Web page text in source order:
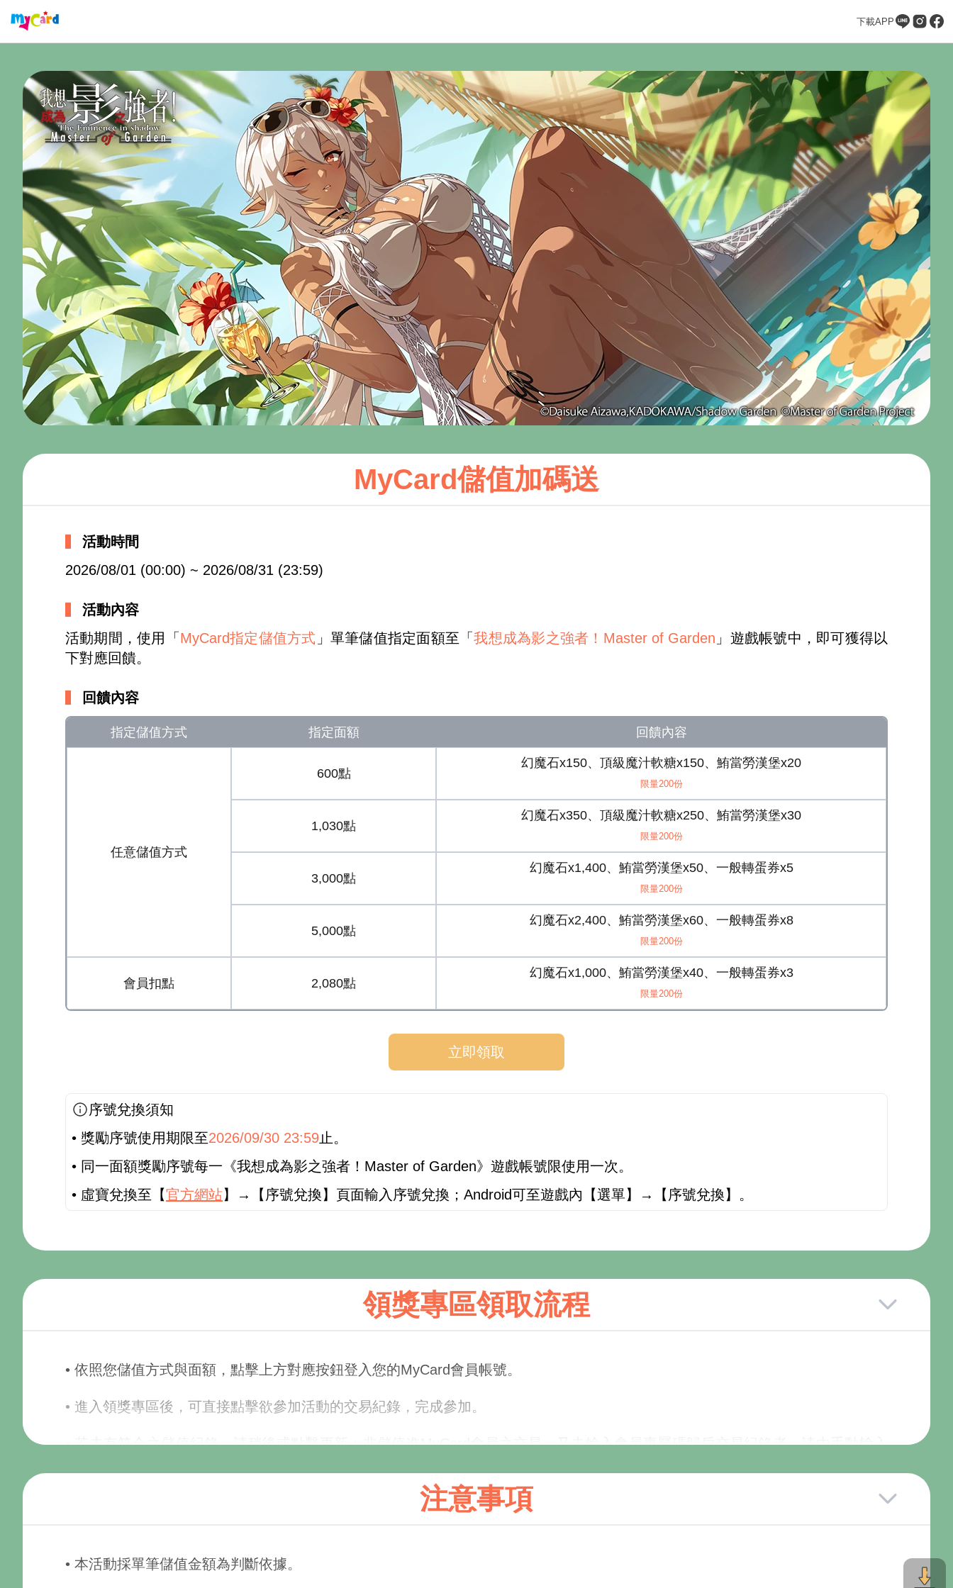
下載APP
MyCard儲值加碼送
活動時間
2026/08/01 (00:00) ~ 2026/08/31 (23:59)
活動內容
活動期間，使用「 MyCard指定儲值方式 」單筆儲值指定面額至「我想成為影之強者！Master of Garden 」遊戲帳號中，即可獲得以
下對應回饋。
回饋內容
指定儲值方式 指定面額 回饋內容
任意儲值方式
600點
幻魔石x150、頂級魔汁軟糖x150、鮪當勞漢堡x20
限量200份
1,030點
幻魔石x350、頂級魔汁軟糖x250、鮪當勞漢堡x30
限量200份
3,000點
幻魔石x1,400、鮪當勞漢堡x50、一般轉蛋券x5
限量200份
5,000點
幻魔石x2,400、鮪當勞漢堡x60、一般轉蛋券x8
限量200份
會員扣點 2,080點
幻魔石x1,000、鮪當勞漢堡x40、一般轉蛋券x3
限量200份
立即領取
序號兌換須知
• 獎勵序號使用期限至2026/09/30 23:59止。
• 同一面額獎勵序號每一《我想成為影之強者！Master of Garden》遊戲帳號限使用一次。
• 虛寶兌換至【官方網站】→【序號兌換】頁面輸入序號兌換；Android可至遊戲內【選單】→【序號兌換】。
領獎專區領取流程
• 依照您儲值方式與面額，點擊上方對應按鈕登入您的MyCard會員帳號。
• 進入領獎專區後，可直接點擊欲參加活動的交易紀錄，完成參加。
• 若未有符合之儲值紀錄，請稍後或點擊更新；非儲值進MyCard會員之交易，又未輸入會員專屬碼歸戶交易紀錄者，請由手動輸入
• 請妥善保存可參與活動之卡號與密碼；若不慎遺失，視同放棄此活動參加機會，MyCard客服中心恕不提供查詢卡號密碼服務。
• 使用會員轉/扣點，可至會員轉/ 扣點交易查詢
注意事項
• 本活動採單筆儲值金額為判斷依據。